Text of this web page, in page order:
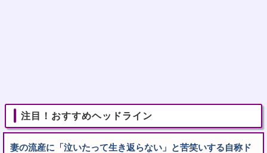
注目！おすすめヘッドライン
妻の流産に「泣いたって生き返らない」と苦笑いする自称ド